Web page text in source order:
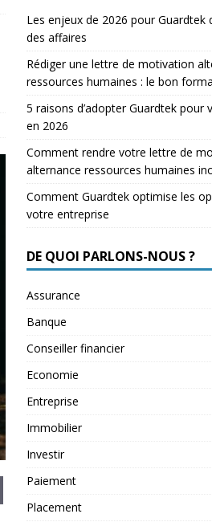
Les enjeux de 2026 pour Guardtek
des affaires
Rédiger une lettre de motivation
ressources humaines : le bon
5 raisons d’adopter Guardtek pour
en 2026
Comment rendre votre lettre de
alternance ressources humaines
Comment Guardtek optimise les
votre entreprise
DE QUOI PARLONS-NOUS ?
Assurance
Banque
Conseiller financier
Economie
Entreprise
Immobilier
Investir
Paiement
Placement